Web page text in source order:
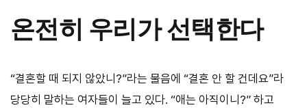
온전히 우리가 선택한다
“결혼할 때 되지 않았니?”라는 물음에 “결혼 안 할 건데요”라
당당히 말하는 여자들이 늘고 있다. “애는 아직이니?” 하고